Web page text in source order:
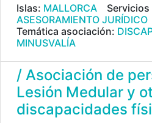
Islas: MALLORCA
ASESORAMIENTO JURÍDICO
Temática asociación:
MINUSVALÍA
/ Asociación de
Lesión Medular y
discapacidades